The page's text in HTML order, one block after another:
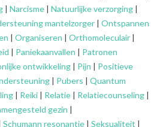
| Narcisme | Natuurlijke verzorging |
mantelzorger | Ontspannen
| Organiseren | Orthomoleculair |
| Paniekaanvallen | Patronen
ontwikkeling | Pijn | Positieve
| Pubers | Quantum
| Reiki | Relatie | Relatiecounseling |
gezin |
Schumann resonantie | Seksualiteit |